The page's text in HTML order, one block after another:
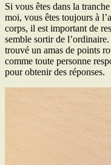
Si vous êtes dans la
moi, vous êtes toujours à
corps, il est important de
semble sortir de
trouvé un amas de points
comme toute personne
pour obtenir des réponses.